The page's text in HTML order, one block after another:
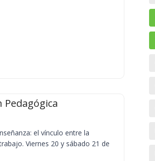
Pedagógica
el vínculo entre la
Viernes 20 y sábado 21 de